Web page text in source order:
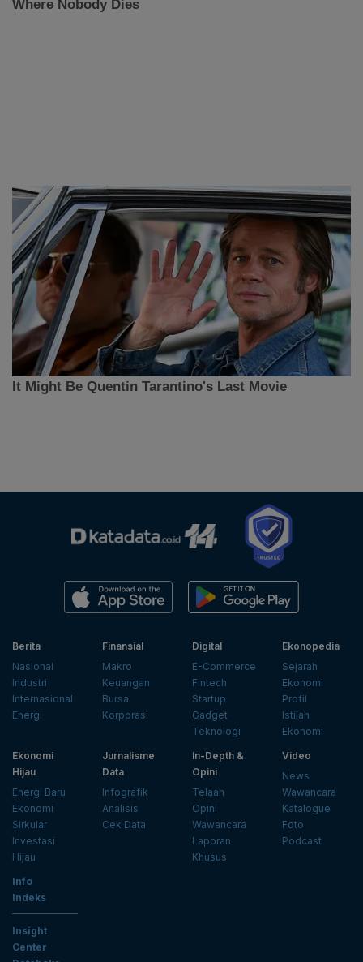
Berita
Nasional
Industri
Internasional
Energi
Finansial
Makro
Keuangan
Bursa
Korporasi
Digital
E-Commerce
Fintech
Startup
Gadget
Teknologi
Ekonopedia
Sejarah
Ekonomi
Profil
Istilah
Ekonomi
Ekonomi
Hijau
Energi Baru
Ekonomi
Sirkular
Investasi
Hijau
Jurnalisme
Data
Infografik
Analisis
Cek Data
In-Depth &
Opini
Telaah
Opini
Wawancara
Laporan
Khusus
Video
News
Wawancara
Katalogue
Foto
Podcast
Info
Indeks
Insight
Center